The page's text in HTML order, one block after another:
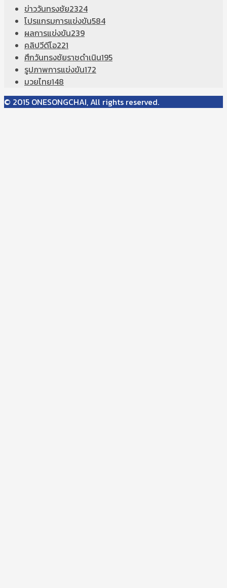
ข่าววันทรงชัย2324
โปรแกรมการแข่งขัน584
ผลการแข่งขัน239
คลิปวีดีโอ221
ศึกวันทรงชัยราชดำเนิน195
รูปภาพการแข่งขัน172
มวยไทย148
© 2015 ONESONGCHAI, All rights reserved.